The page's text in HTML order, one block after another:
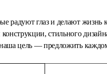
радуют глаз и делают жизнь
стильного
цель — предложить